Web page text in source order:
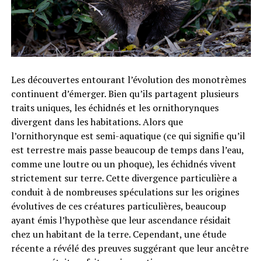
Les découvertes entourant l’évolution des monotrèmes
continuent d’émerger. Bien qu’ils partagent plusieurs
traits uniques, les échidnés et les ornithorynques
divergent dans les habitations. Alors que
l’ornithorynque est semi-aquatique (ce qui signifie qu’il
est terrestre mais passe beaucoup de temps dans l’eau,
comme une loutre ou un phoque), les échidnés vivent
strictement sur terre. Cette divergence particulière a
conduit à de nombreuses spéculations sur les origines
évolutives de ces créatures particulières, beaucoup
ayant émis l’hypothèse que leur ascendance résidait
chez un habitant de la terre. Cependant, une étude
récente a révélé des preuves suggérant que leur ancêtre